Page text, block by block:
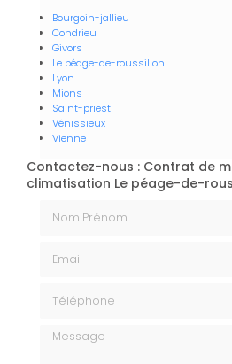
Bourgoin-jallieu
Condrieu
Givors
Le péage-de-roussillon
Lyon
Mions
Saint-priest
Vénissieux
Vienne
Contactez-nous : Contrat de
climatisation Le péage-de-
Message